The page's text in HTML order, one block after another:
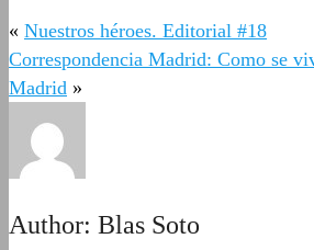
« Nuestros héroes. Editorial #18
Correspondencia Madrid: Como se
Madrid »
Author: Blas Soto